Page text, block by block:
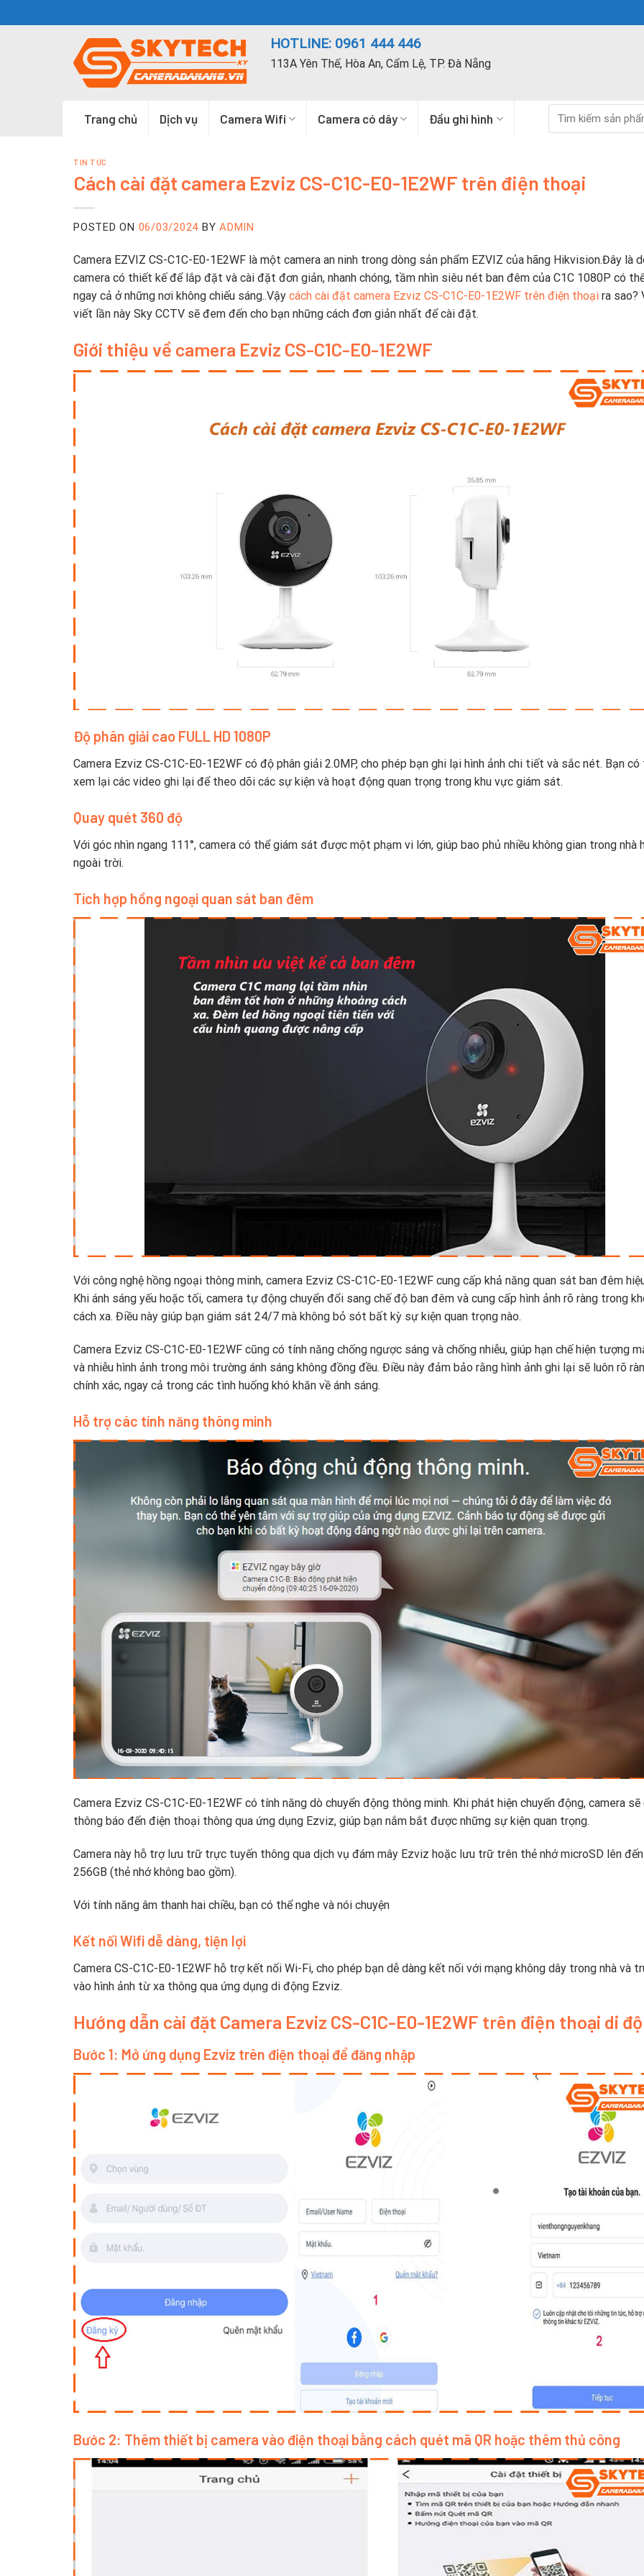
to
HOTLINE: 0961 444 446
113A Yên Thế, Hòa An, Cẩm Lệ, TP. Đà Nẵng
Trang chủ Dịch vụ Camera Wifi Camera có dây Đầu ghi hình
kiếm:
TIN TỨC
Cách cài đặt camera Ezviz CS-C1C-E0-1E2WF trên điện thoại
POSTED ON 06/03/2024 BY ADMIN
Camera EZVIZ CS-C1C-E0-1E2WF là một camera an ninh trong dòng sản phẩm EZVIZ của hãng Hikvision.Đây là
camera có thiết kế để lắp đặt và cài đặt đơn giản, nhanh chóng, tầm nhìn siêu nét ban đêm của C1C 1080P có
ngay cả ở những nơi không chiếu sáng..Vậy cách cài đặt camera Ezviz CS-C1C-E0-1E2WF trên điện thoại ra sao?
viết lần này Sky CCTV sẽ đem đến cho bạn những cách đơn giản nhất để cài đặt.
Giới thiệu về camera Ezviz CS-C1C-E0-1E2WF
Độ phân giải cao FULL HD 1080P
Camera Ezviz CS-C1C-E0-1E2WF có độ phân giải 2.0MP, cho phép bạn ghi lại hình ảnh chi tiết và sắc nét. Bạn có
xem lại các video ghi lại để theo dõi các sự kiện và hoạt động quan trọng trong khu vực giám sát.
Quay quét 360 độ
Với góc nhìn ngang 111°, camera có thể giám sát được một phạm vi lớn, giúp bao phủ nhiều không gian trong nhà
ngoài trời.
Tích hợp hồng ngoại quan sát ban đêm
Với công nghệ hồng ngoại thông minh, camera Ezviz CS-C1C-E0-1E2WF cung cấp khả năng quan sát ban đêm
Khi ánh sáng yếu hoặc tối, camera tự động chuyển đổi sang chế độ ban đêm và cung cấp hình ảnh rõ ràng trong
cách xa. Điều này giúp bạn giám sát 24/7 mà không bỏ sót bất kỳ sự kiện quan trọng nào.
Camera Ezviz CS-C1C-E0-1E2WF cũng có tính năng chống ngược sáng và chống nhiễu, giúp hạn chế hiện tượng
và nhiễu hình ảnh trong môi trường ánh sáng không đồng đều. Điều này đảm bảo rằng hình ảnh ghi lại sẽ luôn rõ
chính xác, ngay cả trong các tình huống khó khăn về ánh sáng.
Hỗ trợ các tính năng thông minh
Camera Ezviz CS-C1C-E0-1E2WF có tính năng dò chuyển động thông minh. Khi phát hiện chuyển động, camera
thông báo đến điện thoại thông qua ứng dụng Ezviz, giúp bạn nắm bắt được những sự kiện quan trọng.
Camera này hỗ trợ lưu trữ trực tuyến thông qua dịch vụ đám mây Ezviz hoặc lưu trữ trên thẻ nhớ microSD lên đến
256GB (thẻ nhớ không bao gồm).
Với tính năng âm thanh hai chiều, bạn có thể nghe và nói chuyện
Kết nối Wifi dễ dàng, tiện lợi
Camera CS-C1C-E0-1E2WF hỗ trợ kết nối Wi-Fi, cho phép bạn dễ dàng kết nối với mạng không dây trong nhà và
vào hình ảnh từ xa thông qua ứng dụng di động Ezviz.
Hướng dẫn cài đặt Camera Ezviz CS-C1C-E0-1E2WF trên điện thoại di
Bước 1: Mở ứng dụng Ezviz trên điện thoại để đăng nhập
Bước 2: Thêm thiết bị camera vào điện thoại bằng cách quét mã QR hoặc thêm thủ công